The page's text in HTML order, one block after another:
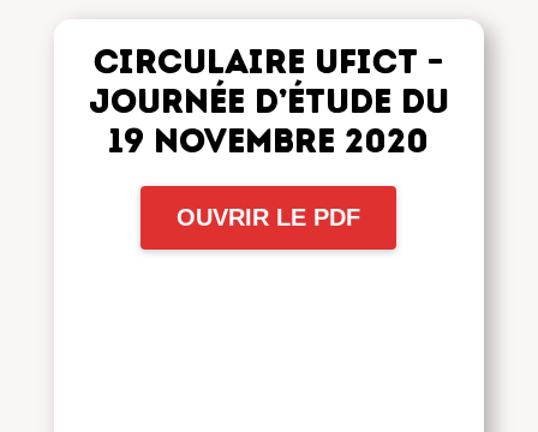
Circulaire UFICT –
Journée d’étude du
19 novembre 2020
OUVRIR LE PDF